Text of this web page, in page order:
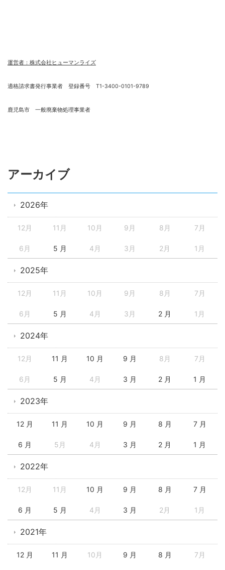
運営者：株式会社ヒューマンライズ
適格請求書発行事業者 登録番号 T1-3400-0101-9789
鹿児島市 一般廃棄物処理事業者
アーカイブ
2026年
12月 11月 10月 9月 8月 7月
6月 5 月 4月 3月 2月 1月
2025年
12月 11月 10月 9月 8月 7月
6月 5 月 4月 3月 2 月 1月
2024年
12月 11 月 10 月 9 月 8月 7月
6月 5 月 4月 3 月 2 月 1 月
2023年
12 月 11 月 10 月 9 月 8 月 7 月
6 月 5月 4月 3 月 2 月 1 月
2022年
12月 11月 10 月 9 月 8 月 7 月
6 月 5 月 4月 3 月 2月 1月
2021年
12 月 11 月 10月 9 月 8 月 7月